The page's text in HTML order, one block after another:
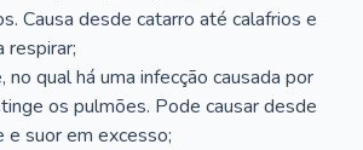
Causa desde catarro até calafrios e
respirar;
no qual há uma infecção causada por
os pulmões. Pode causar desde
suor em excesso;